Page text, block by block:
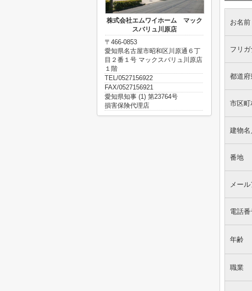
お名前
フリガ
都道府
市区町
建物
番地
メー
電話番
年齢
職業
株式会社エムワイホーム マック
スバリュ川原店
〒466-0853
愛知県名古屋市昭和区川原通６丁
目２番１号 マックスバリュ川原店
１階
TEL/0527156922
FAX/0527156921
愛知県知事 (1) 第23764号
損害保険代理店